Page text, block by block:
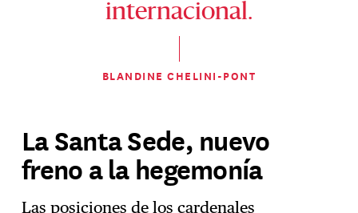
internacional.
BLANDINE CHELINI-PONT
La Santa Sede, nuevo
freno a la hegemonía
Las posiciones de los cardenales